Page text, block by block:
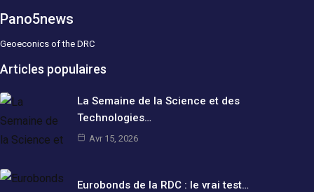
Pano5news
Geoeconics of the DRC
Articles populaires
La Semaine de la Science et des
Technologies…
Avr 15, 2026
Eurobonds de la RDC : le vrai test…